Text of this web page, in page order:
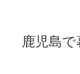
鹿児島